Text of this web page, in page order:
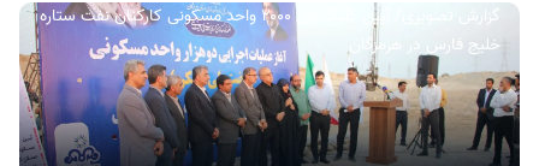
گزارش تصویری/ آیین کلنگ زنی ۲۰۰۰ واحد مسکونی کارکنان نفت ستاره
خلیج فارس در هرمزگان